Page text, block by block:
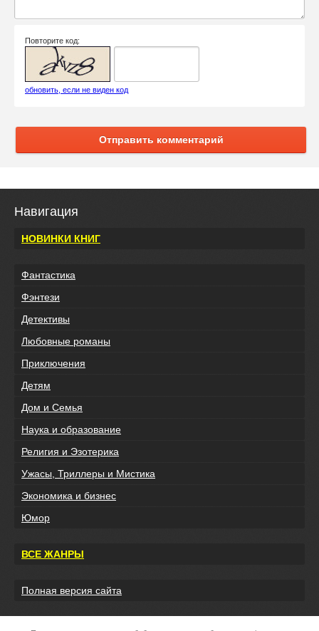
Повторите код:
обновить, если не виден код
Отправить комментарий
Навигация
НОВИНКИ КНИГ
Фантастика
Фэнтези
Детективы
Любовные романы
Приключения
Детям
Дом и Семья
Наука и образование
Религия и Эзотерика
Ужасы, Триллеры и Мистика
Экономика и бизнес
Юмор
ВСЕ ЖАНРЫ
Полная версия сайта